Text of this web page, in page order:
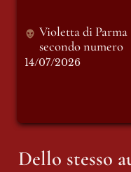
Violetta di Parma
secondo numero
14/07/2026
Dello stesso